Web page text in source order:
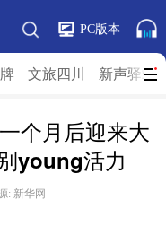
PC版本
文旅四川 新声驿站
个月后迎来大
young活力
: 新华网